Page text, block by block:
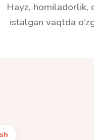
Hayz, homiladorlik,
istalgan vaqtda